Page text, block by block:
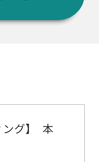
ング】 本